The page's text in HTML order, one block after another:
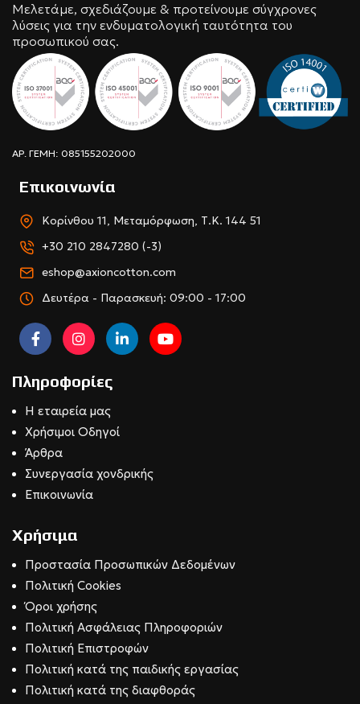
Μελετάμε, σχεδιάζουμε & προτείνουμε σύγχρονες
λύσεις για την ενδυματολογική ταυτότητα του
προσωπικού σας.
ΑΡ. ΓΕΜΗ: 085155202000
Επικοινωνία
Κορίνθου 11, Μεταμόρφωση, Τ.Κ. 144 51
+30 210 2847280 (-3)
eshop@axioncotton.com
Δευτέρα - Παρασκευή: 09:00 - 17:00
Πληροφορίες
Η εταιρεία μας
Χρήσιμοι Οδηγοί
Άρθρα
Συνεργασία χονδρικής
Επικοινωνία
Χρήσιμα
Προστασία Προσωπικών Δεδομένων
Πολιτική Cookies
Όροι χρήσης
Πολιτική Ασφάλειας Πληροφοριών
Πολιτική Επιστροφών
Πολιτική κατά της παιδικής εργασίας
Πολιτική κατά της διαφθοράς